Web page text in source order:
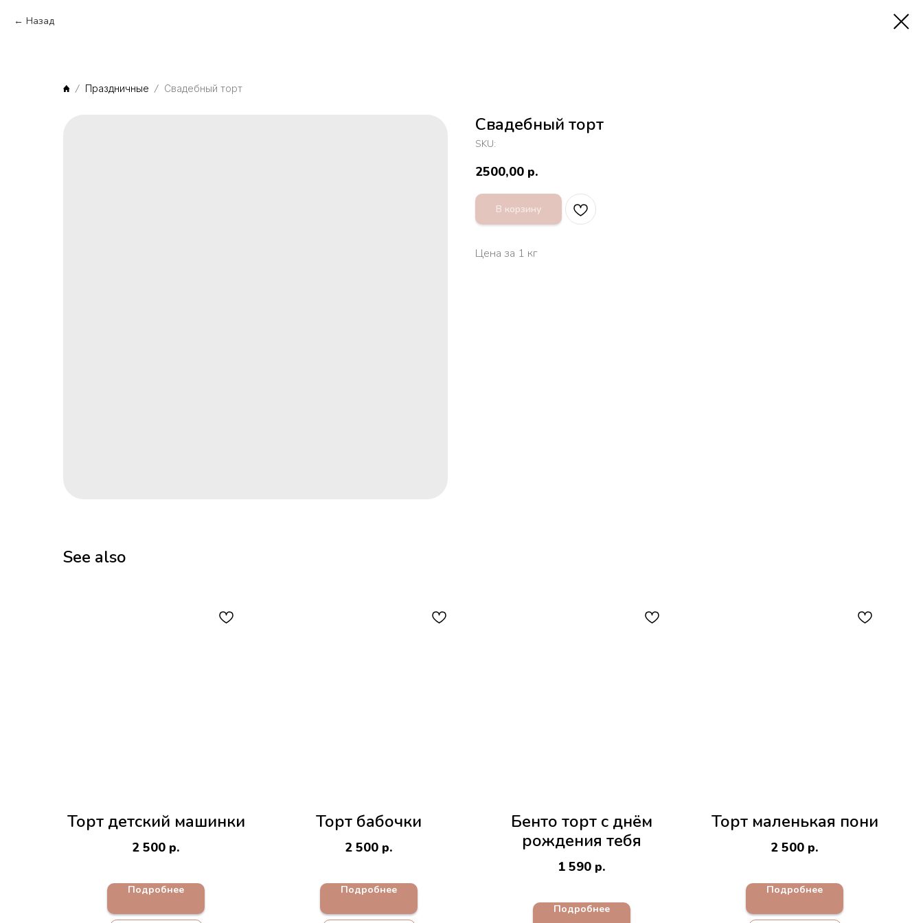
Назад
Праздничные Свадебный торт
Свадебный торт
SKU:
2500,00 р.
В корзину
Цена за 1 кг
See also
Торт детский машинки
2 500 р.
Подробнее
Торт бабочки
2 500 р.
Подробнее
Бенто торт с днём
рождения тебя
1 590 р.
Подробнее
Торт маленькая пони
2 500 р.
Подробнее